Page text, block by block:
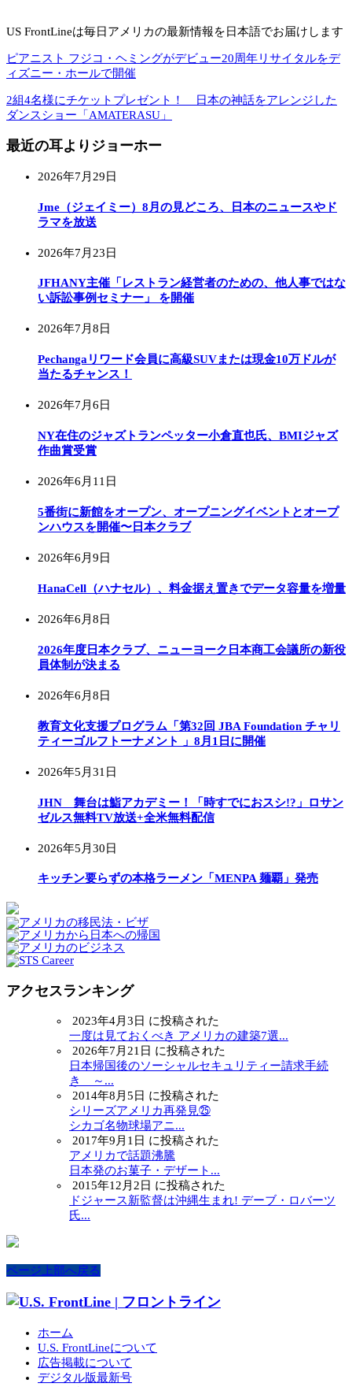
US FrontLineは毎日アメリカの最新情報を日本語でお届けします
ピアニスト フジコ・ヘミングがデビュー20周年リサイタルをデ
ィズニー・ホールで開催
2組4名様にチケットプレゼント！ 日本の神話をアレンジした
ダンスショー「AMATERASU」
最近の耳よりジョーホー
2026年7月29日
Jme（ジェイミー）8月の見どころ、日本のニュースやド
ラマを放送
2026年7月23日
JFHANY主催「レストラン経営者のための、他人事ではな
い訴訟事例セミナー」 を開催
2026年7月8日
Pechangaリワード会員に高級SUVまたは現金10万ドルが
当たるチャンス！
2026年7月6日
NY在住のジャズトランペッター小倉直也氏、BMIジャズ
作曲賞受賞
2026年6月11日
5番街に新館をオープン、オープニングイベントとオープ
ンハウスを開催〜日本クラブ
2026年6月9日
HanaCell（ハナセル）、料金据え置きでデータ容量を増量
2026年6月8日
2026年度日本クラブ、ニューヨーク日本商工会議所の新役
員体制が決まる
2026年6月8日
教育文化支援プログラム「第32回 JBA Foundation チャリ
ティーゴルフトーナメント 」8月1日に開催
2026年5月31日
JHN 舞台は鮨アカデミー！「時すでにおスシ!?」ロサン
ゼルス無料TV放送+全米無料配信
2026年5月30日
キッチン要らずの本格ラーメン「MENPA 麺覇」発売
アクセスランキング
2023年4月3日 に投稿された
一度は見ておくべき アメリカの建築7選...
2026年7月21日 に投稿された
日本帰国後のソーシャルセキュリティー請求手続
き ～...
2014年8月5日 に投稿された
シリーズアメリカ再発見㉕
シカゴ名物球場アニ...
2017年9月1日 に投稿された
アメリカで話題沸騰
日本発のお菓子・デザート...
2015年12月2日 に投稿された
ドジャース新監督は沖縄生まれ! デーブ・ロバーツ
氏...
ページ上部へ戻る
ホーム
U.S. FrontLineについて
広告掲載について
デジタル版最新号